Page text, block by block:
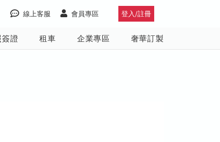
登入/註冊
會員專區
線上客服
證 租車 企業專區 奢華訂製